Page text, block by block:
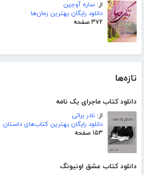
از: ساره آوجین
دانلود رایگان بهترین رمان‌ها
۳۷۲ صفحه
تازه‌ها
دانلود کتاب ماجرای یک نامه
از: نادر براتی
دانلود رایگان بهترین کتاب‌های داستان
۱۵۳ صفحه
دانلود کتاب عشق اونیونگ